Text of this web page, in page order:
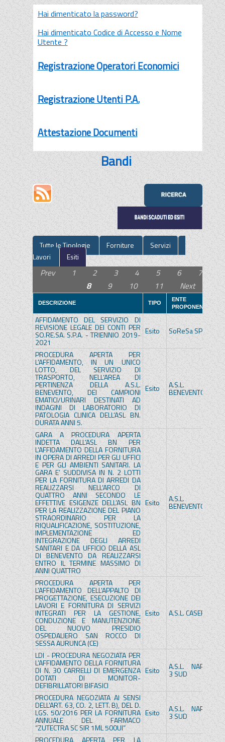
Hai dimenticato la password?
Hai dimenticato Codice di Accesso e Nome
Utente ?
Registrazione Operatori Economici
Registrazione Utenti P.A.
Attestazione Documenti
Bandi
Tutte le Tipologie Forniture
Servizi
Lavori
Esiti
Prev 1 2 3 4 5 6
7
8
9 10 11 Next
DESCRIZIONE TIPO
ENTE
PROPONENTE
AFFIDAMENTO DEL SERVIZIO DI
REVISIONE LEGALE DEI CONTI PER
SO.RE.SA. S.P.A. - TRIENNIO 2019-
2021
Esito SoReSa SPA
PROCEDURA APERTA PER
L’AFFIDAMENTO, IN UN UNICO
LOTTO, DEL SERVIZIO DI
TRASPORTO, NELL’AREA DI
PERTINENZA DELLA A.S.L.
BENEVENTO, DEI CAMPIONI
EMATICI/URINARI DESTINATI AD
INDAGINI DI LABORATORIO DI
PATOLOGIA CLINICA DELL’ASL BN.
DURATA ANNI 5.
Esito A.S.L.
BENEVENTO
GARA A PROCEDURA APERTA
INDETTA DALL’ASL BN PER
L’AFFIDAMENTO DELLA FORNITURA
IN OPERA DI ARREDI PER GLI UFFICI
E PER GLI AMBIENTI SANITARI. LA
GARA E’ SUDDIVISA IN N. 2 LOTTI
PER LA FORNITURA DI ARREDI DA
REALIZZARSI NELL’ARCO DI
QUATTRO ANNI SECONDO LE
EFFETTIVE ESIGENZE DELL’ASL BN
PER LA REALIZZAZIONE DEL PIANO
STRAORDINARIO PER LA
RIQUALIFICAZIONE, SOSTITUZIONE,
IMPLEMENTAZIONE ED
INTEGRAZIONE DEGLI ARREDI
SANITARI E DA UFFICIO DELLA ASL
DI BENEVENTO DA REALIZZARSI
ENTRO IL TERMINE MASSIMO DI
ANNI QUATTRO
Esito A.S.L.
BENEVENTO
PROCEDURA APERTA PER
L’AFFIDAMENTO DELL’APPALTO DI
PROGETTAZIONE, ESECUZIONE DEI
LAVORI E FORNITURA DI SERVIZI
INTEGRATI PER LA GESTIONE,
CONDUZIONE E MANUTENZIONE
DEL NUOVO PRESIDIO
OSPEDALIERO SAN ROCCO DI
SESSA AURUNCA (CE)
Esito A.S.L. CASERTA
LDI - PROCEDURA NEGOZIATA PER
L’AFFIDAMENTO DELLA FORNITURA
DI N. 30 CARRELLI DI EMERGENZA
DOTATI DI MONITOR-
DEFIBRILLATORI BIFASICI
Esito A.S.L. NAPOLI
3 SUD 3
PROCEDURA NEGOZIATA AI SENSI
DELL’ART. 63, CO. 2, LETT. B), DEL D.
LGS. 50/2016 PER LA FORNITURA
ANNUALE DEL FARMACO
“ZUTECTRA SC SIR 1ML 500UI”
Esito A.S.L. NAPOLI
3 SUD 3
PROCEDURA APERTA PER LA